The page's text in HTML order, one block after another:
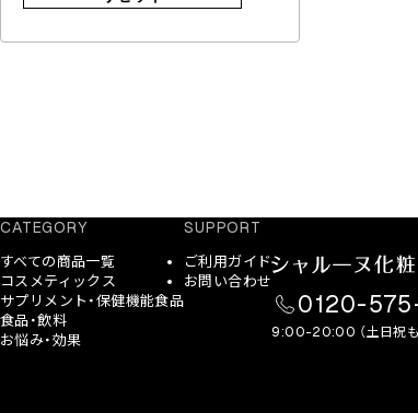
CATEGORY
すべての商品一覧
コスメティックス
サプリメント・保健機能食品
食品・飲料
お悩み・効果
SUPPORT
ご利用ガイド
お問い合わせ
0120-
9:00-20:00 （土日祝も